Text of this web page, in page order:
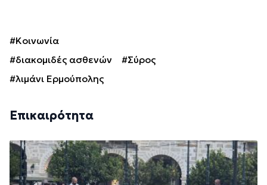
#Κοινωνία
#διακομιδές ασθενών
#Σύρος
#λιμάνι Ερμούπολης
Επικαιρότητα